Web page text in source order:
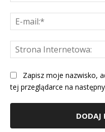
Zapisz moje nazwisko,
tej przeglądarce na